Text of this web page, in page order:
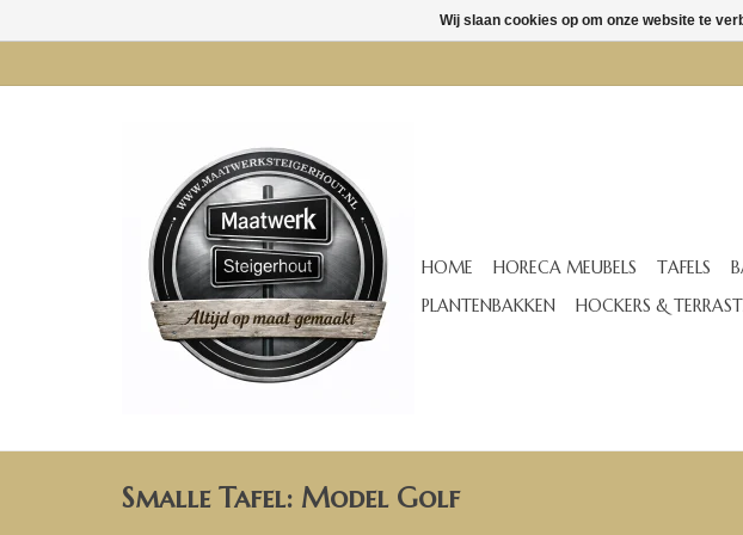
HOME HORECA MEUBELS TAFELS
PLANTENBAKKEN
HOCKERS &
Smalle Tafel: Model Golf
Wij slaan cookies op om onze website te